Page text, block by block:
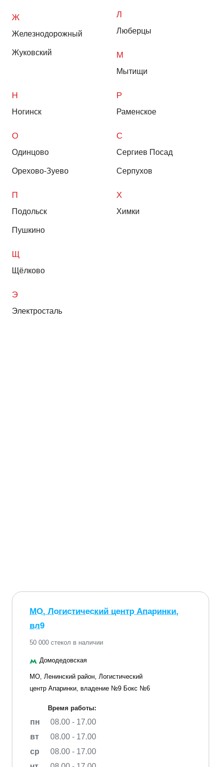
Ж
Железнодорожный
Жуковский
Л
Люберцы
М
Мытищи
Н
Ногинск
О
Одинцово
Орехово-Зуево
П
Подольск
Пушкино
Р
Раменское
С
Сергиев Посад
Серпухов
Х
Химки
Щ
Щёлково
Э
Электросталь
МО, Логистический центр Апаринки,
вл9
50 000 стекол в наличии
Домодедовская
МО, Ленинский район, Логистический
центр Апаринки, владение №9 Бокс №6
Время работы:
пн
08.00 - 17.00
вт
08.00 - 17.00
ср
08.00 - 17.00